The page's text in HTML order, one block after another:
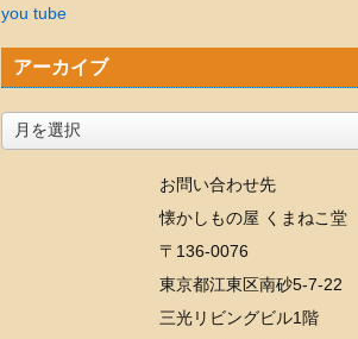
you tube
アーカイブ
お問い合わせ先
懐かしもの屋 くまねこ堂
〒136-0076
東京都江東区南砂5-7-22
三光リビングビル1階